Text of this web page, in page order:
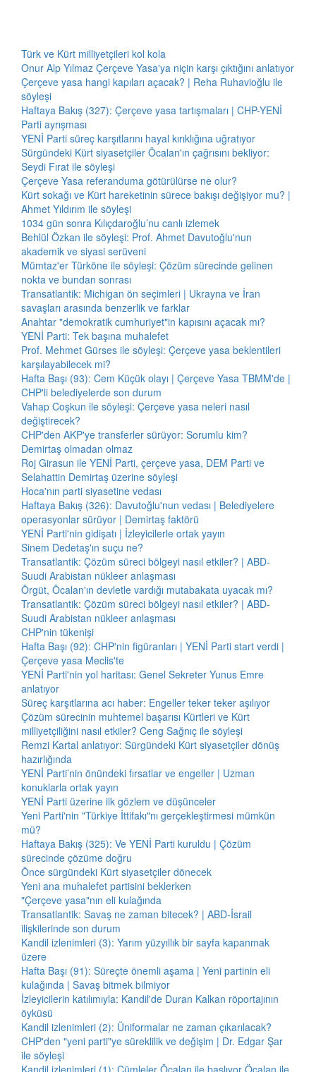
Türk ve Kürt milliyetçileri kol kola
Onur Alp Yılmaz Çerçeve Yasa'ya niçin karşı çıktığını anlatıyor
Çerçeve yasa hangi kapıları açacak? | Reha Ruhavioğlu ile
söyleşi
Haftaya Bakış (327): Çerçeve yasa tartışmaları | CHP-YENİ
Parti ayrışması
YENİ Parti süreç karşıtlarını hayal kırıklığına uğratıyor
Sürgündeki Kürt siyasetçiler Öcalan'ın çağrısını bekliyor:
Seydi Fırat ile söyleşi
Çerçeve Yasa referanduma götürülürse ne olur?
Kürt sokağı ve Kürt hareketinin sürece bakışı değişiyor mu? |
Ahmet Yıldırım ile söyleşi
1034 gün sonra Kılıçdaroğlu’nu canlı izlemek
Behlül Özkan ile söyleşi: Prof. Ahmet Davutoğlu'nun
akademik ve siyasi serüveni
Mümtaz'er Türköne ile söyleşi: Çözüm sürecinde gelinen
nokta ve bundan sonrası
Transatlantik: Michigan ön seçimleri | Ukrayna ve İran
savaşları arasında benzerlik ve farklar
Anahtar "demokratik cumhuriyet"in kapısını açacak mı?
YENİ Parti: Tek başına muhalefet
Prof. Mehmet Gürses ile söyleşi: Çerçeve yasa beklentileri
karşılayabilecek mi?
Hafta Başı (93): Cem Küçük olayı | Çerçeve Yasa TBMM'de |
CHP'li belediyelerde son durum
Vahap Coşkun ile söyleşi: Çerçeve yasa neleri nasıl
değiştirecek?
CHP'den AKP'ye transferler sürüyor: Sorumlu kim?
Demirtaş olmadan olmaz
Roj Girasun ile YENİ Parti, çerçeve yasa, DEM Parti ve
Selahattin Demirtaş üzerine söyleşi
Hoca'nın parti siyasetine vedası
Haftaya Bakış (326): Davutoğlu'nun vedası | Belediyelere
operasyonlar sürüyor | Demirtaş faktörü
YENİ Parti'nin gidişatı | İzleyicilerle ortak yayın
Sinem Dedetaş'ın suçu ne?
Transatlantik: Çözüm süreci bölgeyi nasıl etkiler? | ABD-
Suudi Arabistan nükleer anlaşması
Örgüt, Öcalan'ın devletle vardığı mutabakata uyacak mı?
Transatlantik: Çözüm süreci bölgeyi nasıl etkiler? | ABD-
Suudi Arabistan nükleer anlaşması
CHP'nin tükenişi
Hafta Başı (92): CHP'nin figüranları | YENİ Parti start verdi |
Çerçeve yasa Meclis'te
YENİ Parti'nin yol haritası: Genel Sekreter Yunus Emre
anlatıyor
Süreç karşıtlarına acı haber: Engeller teker teker aşılıyor
Çözüm sürecinin muhtemel başarısı Kürtleri ve Kürt
milliyetçiliğini nasıl etkiler? Ceng Sağnıç ile söyleşi
Remzi Kartal anlatıyor: Sürgündeki Kürt siyasetçiler dönüş
hazırlığında
YENİ Parti’nin önündeki fırsatlar ve engeller | Uzman
konuklarla ortak yayın
YENİ Parti üzerine ilk gözlem ve düşünceler
Yeni Parti'nin "Türkiye İttifakı"nı gerçekleştirmesi mümkün
mü?
Haftaya Bakış (325): Ve YENİ Parti kuruldu | Çözüm
sürecinde çözüme doğru
Önce sürgündeki Kürt siyasetçiler dönecek
Yeni ana muhalefet partisini beklerken
"Çerçeve yasa"nın eli kulağında
Transatlantik: Savaş ne zaman bitecek? | ABD-İsrail
ilişkilerinde son durum
Kandil izlenimleri (3): Yarım yüzyıllık bir sayfa kapanmak
üzere
Hafta Başı (91): Süreçte önemli aşama | Yeni partinin eli
kulağında | Savaş bitmek bilmiyor
İzleyicilerin katılımıyla: Kandil'de Duran Kalkan röportajının
öyküsü
Kandil izlenimleri (2): Üniformalar ne zaman çıkarılacak?
CHP'den "yeni parti"ye süreklilik ve değişim | Dr. Edgar Şar
ile söyleşi
Kandil izlenimleri (1): Cümleler Öcalan ile başlıyor Öcalan ile